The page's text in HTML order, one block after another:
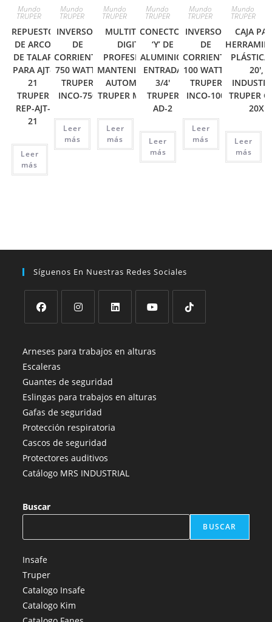
Mundo
TRUPER
REPUESTO
DE ARCO
DE TALAR
PARA AJT-
21
TRUPER
REP-AJT-
21
Leer
más
Mundo
TRUPER
INVERSOR
DE
CORRIENTE
750 WATTS
TRUPER
INCO-750
Leer
más
Mundo
TRUPER
MULTITESTER
DIGITAL
PROFESIONAL,
MANTENIMIENTO
AUTOMOTRIZ
TRUPER MUT-105
Leer
más
Mundo
TRUPER
CONECTOR
‘Y’ DE
ALUMINIO,
ENTRADA
3/4′
TRUPER
AD-2
Leer
más
Mundo
TRUPER
INVERSOR
DE
CORRIENTE
100 WATTS
TRUPER
INCO-100
Leer
más
Mundo
TRUPER
CAJA
PLÁSTICA
20′,
TRUPER
20X
Leer
más
Síguenos En Nuestras Redes Sociales
abre
en
una
nueva
pestaña
abre
una
nueva
pestaña
abre
una
nueva
pestaña
abre
nueva
Arneses para trabajos en alturas
Escaleras
Guantes de seguridad
Eslingas para trabajos en alturas
Gafas de seguridad
Protección respiratoria
Cascos de seguridad
Protectores auditivos
Catálogo MRS INDUSTRIAL
Buscar
BUSCAR
Insafe
Truper
Catalogo Insafe
Catalogo Kim